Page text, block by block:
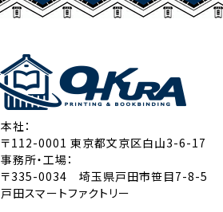
本社：
〒112-0001 東京都文京区白山3-6-17
事務所・工場：
〒335-0034 埼玉県戸田市笹目7-8-5
戸田スマートファクトリー